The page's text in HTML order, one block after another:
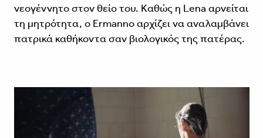
νεογέννητο στον θείο του. Καθώς η Lena αρνείται
τη μητρότητα, ο Ermanno αρχίζει να αναλαμβάνει
πατρικά καθήκοντα σαν βιολογικός της πατέρας.